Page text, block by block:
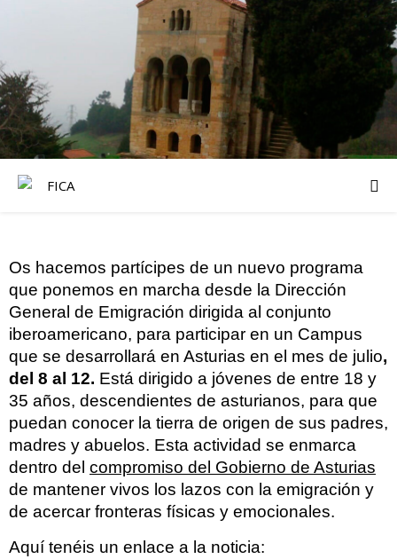
Os hacemos partícipes de un nuevo programa
que ponemos en marcha desde la Dirección
General de Emigración dirigida al conjunto
iberoamericano, para participar en un Campus
que se desarrollará en Asturias en el mes de julio,
del 8 al 12. Está dirigido a jóvenes de entre 18 y
35 años, descendientes de asturianos, para que
puedan conocer la tierra de origen de sus padres,
madres y abuelos. Esta actividad se enmarca
dentro del compromiso del Gobierno de Asturias
de mantener vivos los lazos con la emigración y
de acercar fronteras físicas y emocionales.
Aquí tenéis un enlace a la noticia: